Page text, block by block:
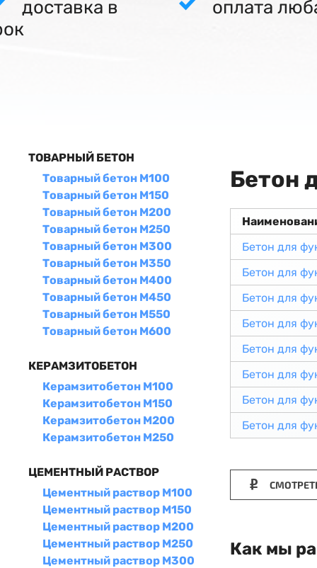
доставка в
оплата
ТОВАРНЫЙ БЕТОН
Товарный бетон М100
Товарный бетон М150
Товарный бетон М200
Товарный бетон М250
Товарный бетон М300
Товарный бетон М350
Товарный бетон М400
Товарный бетон М450
Товарный бетон М550
Товарный бетон М600
КЕРАМЗИТОБЕТОН
Керамзитобетон М100
Керамзитобетон М150
Керамзитобетон М200
Керамзитобетон М250
ЦЕМЕНТНЫЙ РАСТВОР
Цементный раствор М100
Цементный раствор М150
Цементный раствор М200
Цементный раствор М250
Цементный раствор М300
Бетон
Бетон для
Бетон для
Бетон для
Бетон для
Бетон для
Бетон для
Бетон для
Бетон для
Как мы